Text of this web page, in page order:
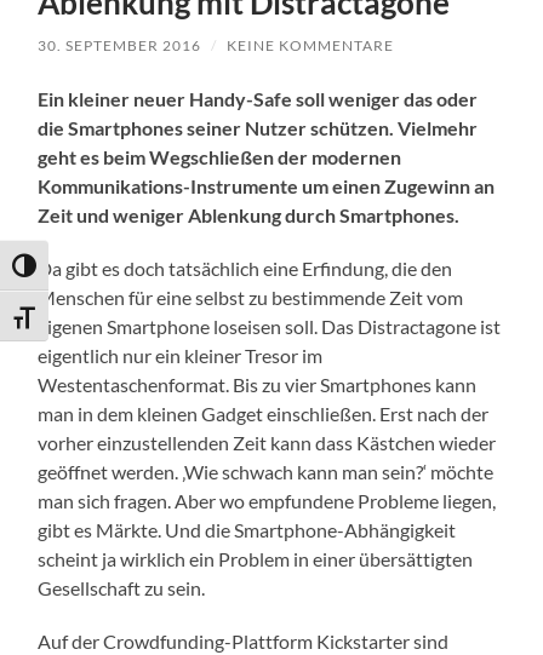
Umschalten auf hohe Kontraste
Schrift vergrößern
30. SEPTEMBER 2016 / KEINE KOMMENTARE
Ein kleiner neuer Handy-Safe soll weniger das oder
die Smartphones seiner Nutzer schützen. Vielmehr
geht es beim Wegschließen der modernen
Kommunikations-Instrumente um einen Zugewinn an
Zeit und weniger Ablenkung durch Smartphones.
Da gibt es doch tatsächlich eine Erfindung, die den
Menschen für eine selbst zu bestimmende Zeit vom
eigenen Smartphone loseisen soll. Das Distractagone ist
eigentlich nur ein kleiner Tresor im
Westentaschenformat. Bis zu vier Smartphones kann
man in dem kleinen Gadget einschließen. Erst nach der
vorher einzustellenden Zeit kann dass Kästchen wieder
geöffnet werden. ‚Wie schwach kann man sein?‘ möchte
man sich fragen. Aber wo empfundene Probleme liegen,
gibt es Märkte. Und die Smartphone-Abhängigkeit
scheint ja wirklich ein Problem in einer übersättigten
Gesellschaft zu sein.
Auf der Crowdfunding-Plattform Kickstarter sind